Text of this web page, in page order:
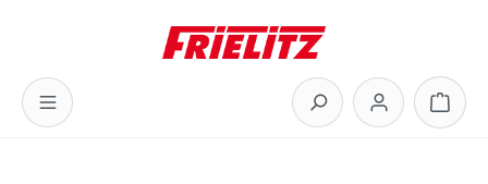
Zum Hauptinhalt springen